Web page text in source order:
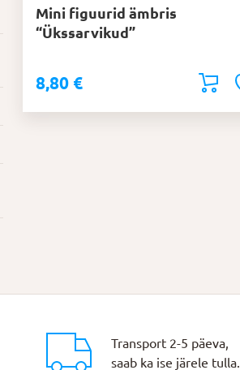
Mini figuurid ämbris
“Ükssarvikud”
8,80 €
Transport 2-5 päeva,
saab ka ise järele tulla.